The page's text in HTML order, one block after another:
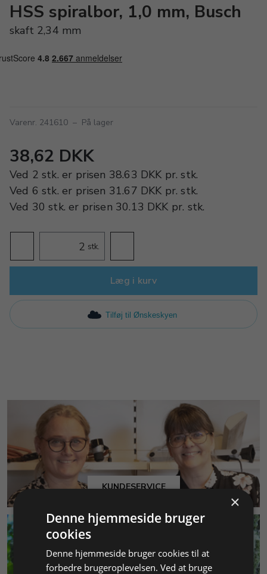
HSS spiralbor, 1,0 mm, Busch
skaft 2,34 mm
Varenr. 241610 – På lager
38,62 DKK
Ved 2 stk. er prisen 38.63 DKK pr.stk.
Ved 6 stk. er prisen 31.67 DKK pr.stk.
Ved 30 stk. er prisen 30.13 DKK pr. stk.
stk.
Læg i kurv
Tilføj til Ønskeskyen
KUNDESERVICE
×
Denne hjemmeside bruger
cookies
Denne hjemmeside bruger cookies til at
forbedre brugeroplevelsen. Ved at bruge